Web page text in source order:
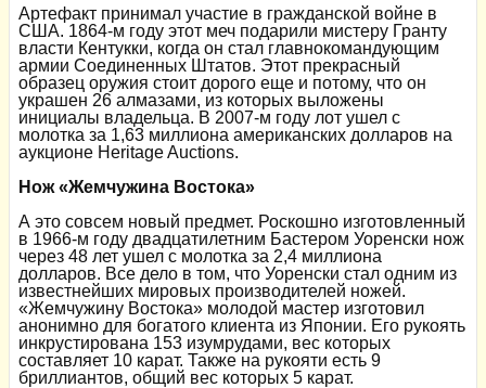
Артефакт принимал участие в гражданской войне в
США. 1864-м году этот меч подарили мистеру Гранту
власти Кентукки, когда он стал главнокомандующим
армии Соединенных Штатов. Этот прекрасный
образец оружия стоит дорого еще и потому, что он
украшен 26 алмазами, из которых выложены
инициалы владельца. В 2007-м году лот ушел с
молотка за 1,63 миллиона американских долларов на
аукционе Heritage Auctions.
Нож «Жемчужина Востока»
А это совсем новый предмет. Роскошно изготовленный
в 1966-м году двадцатилетним Бастером Уоренски нож
через 48 лет ушел с молотка за 2,4 миллиона
долларов. Все дело в том, что Уоренски стал одним из
известнейших мировых производителей ножей.
«Жемчужину Востока» молодой мастер изготовил
анонимно для богатого клиента из Японии. Его рукоять
инкрустирована 153 изумрудами, вес которых
составляет 10 карат. Также на рукояти есть 9
бриллиантов, общий вес которых 5 карат.